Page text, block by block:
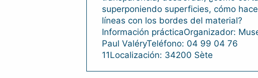
superponiendo superficies, cómo
líneas con los bordes del material?
Información prácticaOrganizador:
Paul ValéryTeléfono: 04 99 04 76
11Localización: 34200 Sète